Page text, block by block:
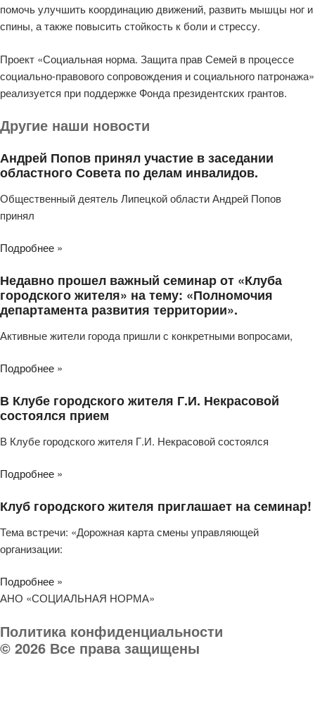
помочь улучшить координацию движений, развить мышцы ног и
спины, а также повысить стойкость к боли и стрессу.
Проект «Социальная норма. Защита прав Семей в процессе
социально-правового сопровождения и социального патронажа»
реализуется при поддержке Фонда президентских грантов.
Другие наши новости
Андрей Попов принял участие в заседании
областного Совета по делам инвалидов.
Общественный деятель Липецкой области Андрей Попов
принял
Подробнее »
Недавно прошел важный семинар от «Клуба
городского жителя» на тему: «Полномочия
департамента развития территории».
Активные жители города пришли с конкретными вопросами,
Подробнее »
В Клубе городского жителя Г.И. Некрасовой
состоялся прием
В Клубе городского жителя Г.И. Некрасовой состоялся
Подробнее »
Клуб городского жителя приглашает на семинар!
Тема встречи: «Дорожная карта смены управляющей
организации:
Подробнее »
АНО «СОЦИАЛЬНАЯ НОРМА»
Политика конфиденциальности
© 2026 Все права защищены